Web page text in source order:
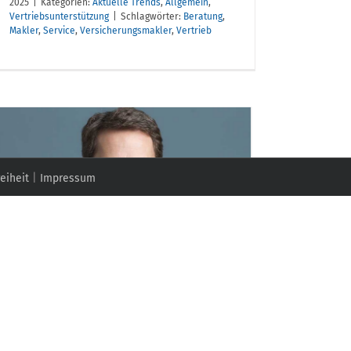
2025
Kategorien: Aktuelle Trends, Allgemein,
Vertriebsunterstützung
Schlagwörter: Beratung,
Makler, Service, Versicherungsmakler, Vertrieb
Impressum